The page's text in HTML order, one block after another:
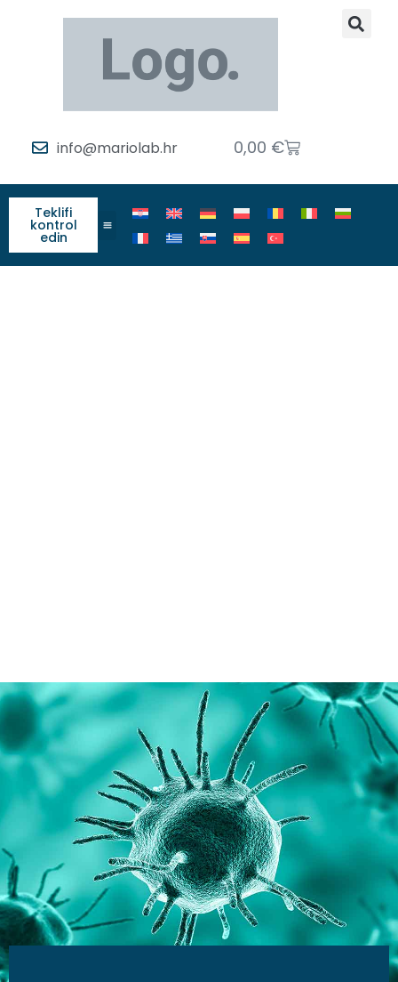
info@mariolab.hr 0,00 €
Teklifi
kontrol
edin